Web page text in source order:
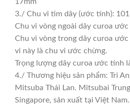
3./ Chu vi tim dây (ước tính):
Chu vi vòng ngoài dây curoa
Chu vi vòng trong dây curoa
vi này là chu vi ước chừng.
Trọng lượng dây curoa ước tính
4./ Thương hiệu sản phẩm: Tri
Mitsuba Thái Lan. Mitsubai
Singapore, sản xuất tại Việt